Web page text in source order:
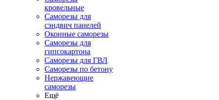
кровельные
Саморезы для
сэндвич панелей
Оконные саморезы
Саморезы для
гипсокартона
Саморезы для ГВЛ
Саморезы по бетону
Нержавеющие
саморезы
Ещё